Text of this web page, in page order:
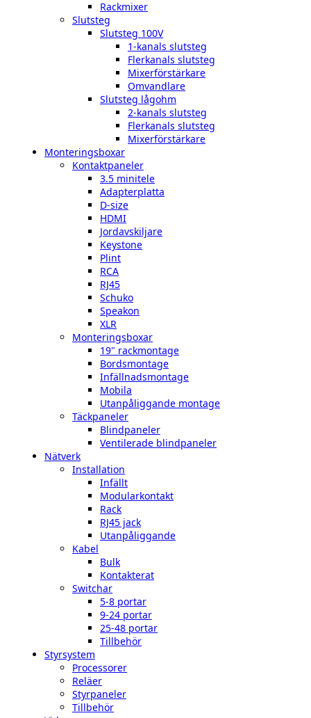
Rackmixer
Slutsteg
Slutsteg 100V
1-kanals slutsteg
Flerkanals slutsteg
Mixerförstärkare
Omvandlare
Slutsteg lågohm
2-kanals slutsteg
Flerkanals slutsteg
Mixerförstärkare
Monteringsboxar
Kontaktpaneler
3.5 minitele
Adapterplatta
D-size
HDMI
Jordavskiljare
Keystone
Plint
RCA
RJ45
Schuko
Speakon
XLR
Monteringsboxar
19" rackmontage
Bordsmontage
Infällnadsmontage
Mobila
Utanpåliggande montage
Täckpaneler
Blindpaneler
Ventilerade blindpaneler
Nätverk
Installation
Infällt
Modularkontakt
Rack
RJ45 jack
Utanpåliggande
Kabel
Bulk
Kontakterat
Switchar
5-8 portar
9-24 portar
25-48 portar
Tillbehör
Styrsystem
Processorer
Reläer
Styrpaneler
Tillbehör